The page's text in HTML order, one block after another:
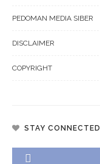
PEDOMAN MEDIA SIBER
DISCLAIMER
COPYRIGHT
STAY CONNECTED